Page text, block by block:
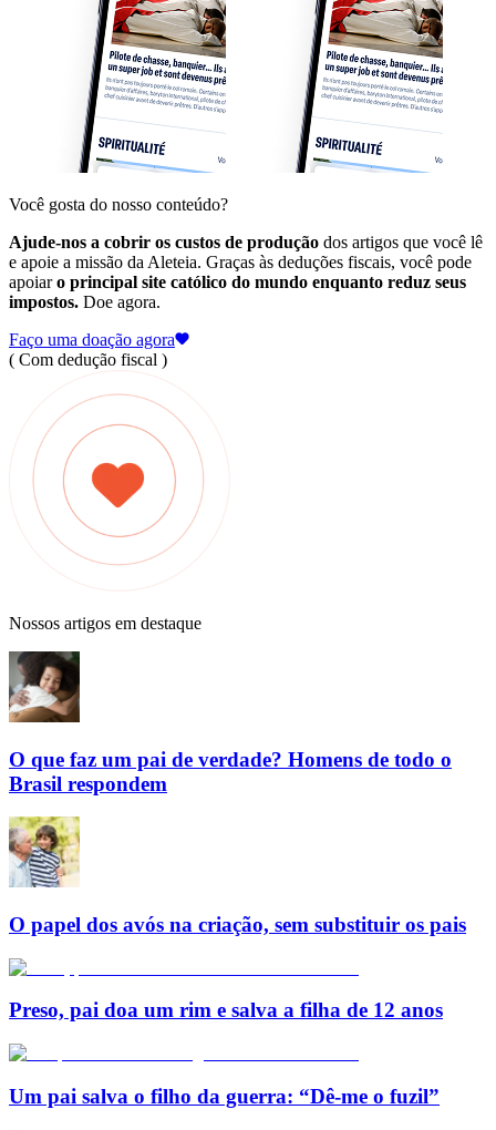
Você gosta do nosso conteúdo?
Ajude-nos a cobrir os custos de produção dos artigos que você lê
e apoie a missão da Aleteia. Graças às deduções fiscais, você pode
apoiaro principal site católico do mundo enquanto reduz seus
impostos. Doe agora.
Faço uma doação agora
( Com dedução fiscal )
Nossos artigos em destaque
O que faz um pai de verdade? Homens de todo o
Brasil respondem
O papel dos avós na criação, sem substituir os pais
Preso, pai doa um rim e salva a filha de 12 anos
Um pai salva o filho da guerra: “Dê-me o fuzil”